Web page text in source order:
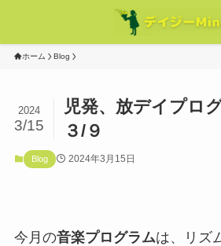
ホーム Blog
児発、放デイプロ
３/９
2024
3/15
Blog 2024年3月15日
今月の音楽プログラムは、リズ